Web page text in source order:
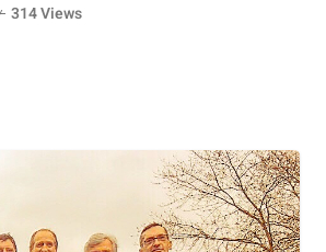
314 Views